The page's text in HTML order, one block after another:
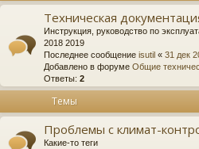
Техническая
Инструкция, руководство по
2018 2019
Последнее сообщение isutil « 31 дек
Добавлено в форуме Общие
Ответы: 2
Темы
Проблемы с климат-
Какие-то теги